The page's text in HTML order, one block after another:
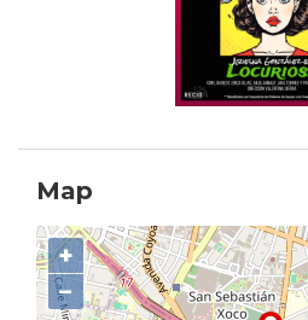
Map
+
−